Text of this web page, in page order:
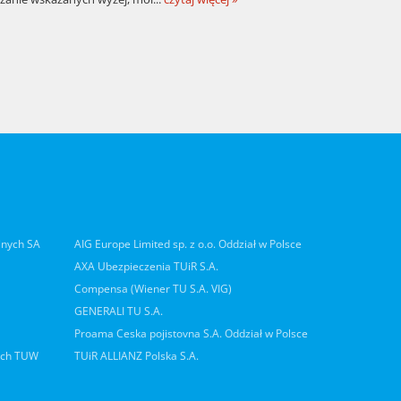
SA
TUW
AIG Europe Limited sp. z o.o. Oddział w Polsce
AXA Ubezpieczenia TUiR S.A.
Compensa (Wiener TU S.A. VIG)
GENERALI TU S.A.
Proama Ceska pojistovna S.A. Oddział w Polsce
TUiR ALLIANZ Polska S.A.